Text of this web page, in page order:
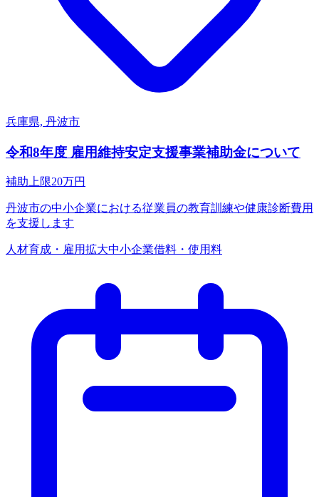
兵庫県, 丹波市
令和8年度 雇用維持安定支援事業補助金について
補助上限20万円
丹波市の中小企業における従業員の教育訓練や健康診断費用
を支援します
人材育成・雇用拡大中小企業借料・使用料